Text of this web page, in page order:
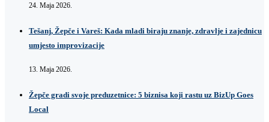
24. Maja 2026.
Tešanj, Žepče i Vareš: Kada mladi biraju znanje, zdravlje i zajednicu
umjesto improvizacije
13. Maja 2026.
Žepče gradi svoje preduzetnice: 5 biznisa koji rastu uz BizUp Goes
Local